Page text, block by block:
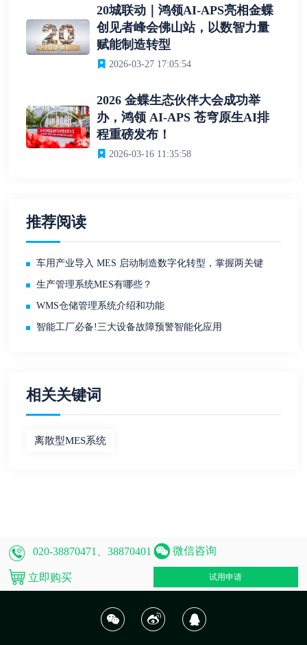
20城联动｜鸿领AI-APS亮相金蝶
创见者峰会佛山站，以数智力量
赋能制造转型
2026-03-27 17:05:54
2026 金蝶生态伙伴大会成功举
办，鸿领 AI-APS 苍穹原生AI排
程重磅发布！
2026-03-16 11:35:58
推荐阅读
车用产业导入 MES 启动制造数字化转型，掌握两关键
生产管理系统MES有哪些？
WMS仓储管理系统介绍和功能
智能工厂必备!三大设备故障预警智能化应用
相关关键词
离散型MES系统
020-38870471、38870401 微信咨询
立即购买 试用申请